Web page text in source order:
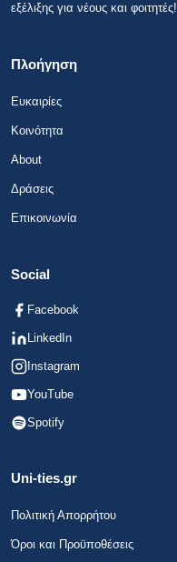
εξέλιξης για νέους και φοιτητές!
Πλοήγηση
Ευκαιρίες
Κοινότητα
About
Δράσεις
Επικοινωνία
Social
Facebook
LinkedIn
Instagram
YouTube
Spotify
Uni-ties.gr
Πολιτική Απορρήτου
Όροι και Προϋποθέσεις